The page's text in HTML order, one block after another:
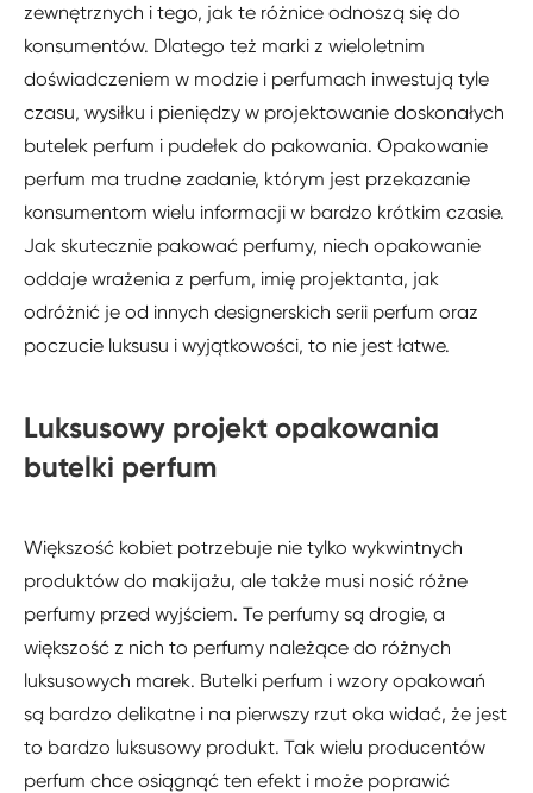
zewnętrznych i tego, jak te różnice odnoszą się do
konsumentów. Dlatego też marki z wieloletnim
doświadczeniem w modzie i perfumach inwestują tyle
czasu, wysiłku i pieniędzy w projektowanie doskonałych
butelek perfum i pudełek do pakowania. Opakowanie
perfum ma trudne zadanie, którym jest przekazanie
konsumentom wielu informacji w bardzo krótkim czasie.
Jak skutecznie pakować perfumy, niech opakowanie
oddaje wrażenia z perfum, imię projektanta, jak
odróżnić je od innych designerskich serii perfum oraz
poczucie luksusu i wyjątkowości, to nie jest łatwe.
Luksusowy projekt opakowania
butelki perfum
Większość kobiet potrzebuje nie tylko wykwintnych
produktów do makijażu, ale także musi nosić różne
perfumy przed wyjściem. Te perfumy są drogie, a
większość z nich to perfumy należące do różnych
luksusowych marek. Butelki perfum i wzory opakowań
są bardzo delikatne i na pierwszy rzut oka widać, że jest
to bardzo luksusowy produkt. Tak wielu producentów
perfum chce osiągnąć ten efekt i może poprawić